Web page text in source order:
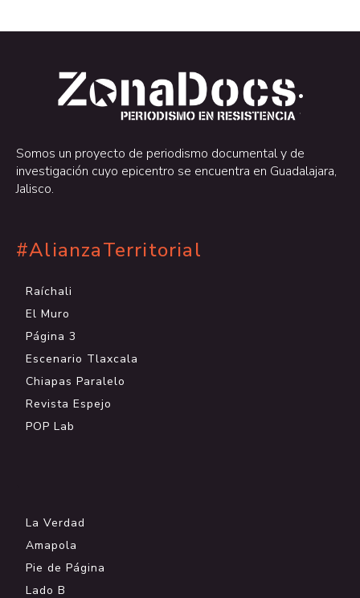
.
.
Somos un proyecto de periodismo documental y de
investigación cuyo epicentro se encuentra en Guadalajara,
Jalisco.
#AlianzaTerritorial
Raíchali
El Muro
Página 3
Escenario Tlaxcala
Chiapas Paralelo
Revista Espejo
POP Lab
La Verdad
Amapola
Pie de Página
Lado B